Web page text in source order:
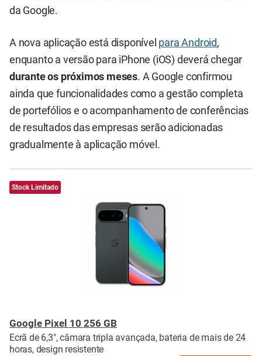
da Google.
A nova aplicação está disponível para Android,
enquanto a versão para iPhone (iOS) deverá chegar
durante os próximos meses. A Google confirmou
ainda que funcionalidades como a gestão completa
de portefólios e o acompanhamento de conferências
de resultados das empresas serão adicionadas
gradualmente à aplicação móvel.
Stock Limitado
Google Pixel 10 256 GB
Ecrã de 6,3", câmara tripla avançada, bateria de mais de 24
horas, design resistente